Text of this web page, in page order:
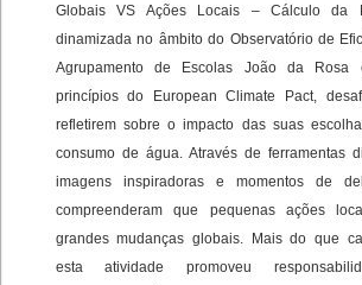
Globais VS Ações Locais – Cálculo da
dinamizada no âmbito do Observatório de
Agrupamento de Escolas João da Rosa
princípios do European Climate Pact,
refletirem sobre o impacto das suas
consumo de água. Através de ferramentas
imagens inspiradoras e momentos de
compreenderam que pequenas ações
grandes mudanças globais. Mais do que
esta atividade promoveu